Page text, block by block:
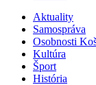
Aktuality
Samospráva
Osobnosti
Kultúra
Šport
História